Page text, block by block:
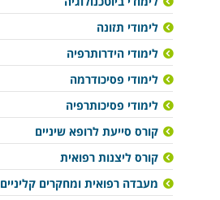
לימודי תזונה
לימודי הידרותרפיה
לימודי פסיכודרמה
לימודי פסיכותרפיה
קורס סייעת לרופא שיניים
קורס ליצנות רפואית
מעבדה רפואית ומחקרים קליניים